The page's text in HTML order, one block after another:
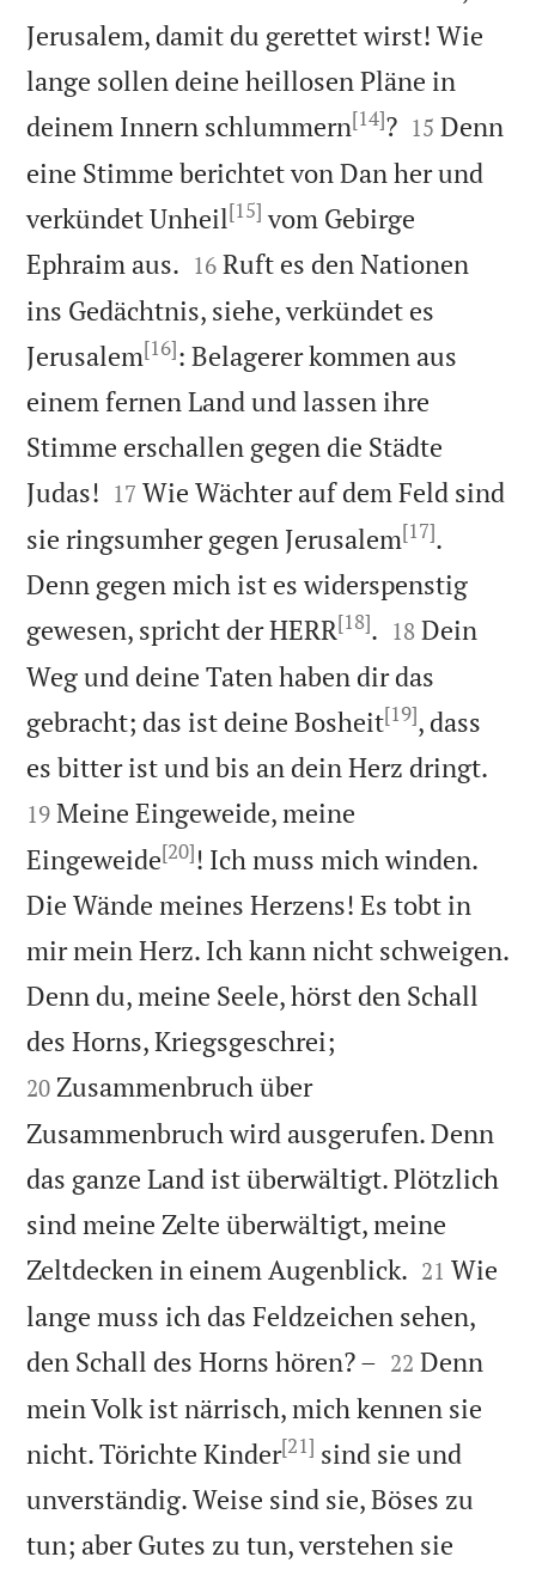
Jerusalem, damit du gerettet wirst! Wie
lange sollen deine heillosen Pläne in
deinem Innern schlummern[14]?
15 Denn
eine Stimme berichtet von Dan her und
verkündet Unheil[15] vom Gebirge
Ephraim aus. 

16 Ruft es den Nationen
ins Gedächtnis, siehe, verkündet es
Jerusalem[16]: Belagerer kommen aus
einem fernen Land und lassen ihre
Stimme erschallen gegen die Städte
Judas! 

17 Wie Wächter auf dem Feld sind
sie ringsumher gegen Jerusalem[17].
Denn gegen mich ist es widerspenstig
gewesen, spricht der HERR[18]. 

18 Dein
Weg und deine Taten haben dir das
gebracht; das ist deine Bosheit[19], dass
es bitter ist und bis an dein Herz dringt.
19 Meine Eingeweide, meine
Eingeweide[20]! Ich muss mich winden.
Die Wände meines Herzens! Es tobt in
mir mein Herz. Ich kann nicht schweigen.
Denn du, meine Seele, hörst den Schall
des Horns, Kriegsgeschrei;
20 Zusammenbruch über
Zusammenbruch wird ausgerufen. Denn
das ganze Land ist überwältigt. Plötzlich
sind meine Zelte überwältigt, meine
Zeltdecken in einem Augenblick. 

21 Wie
lange muss ich das Feldzeichen sehen,
den Schall des Horns hören? – 

22 Denn
mein Volk ist närrisch, mich kennen sie
nicht. Törichte Kinder[21] sind sie und
unverständig. Weise sind sie, Böses zu
tun; aber Gutes zu tun, verstehen sie